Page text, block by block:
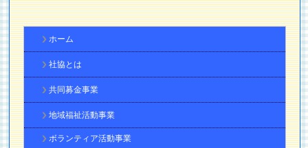
ホーム
社協とは
共同募金事業
地域福祉活動事業
ボランティア活動事業